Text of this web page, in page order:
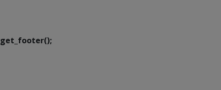
get_footer();